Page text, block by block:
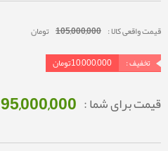
قیمت واقعی کالا : 105,000,000 تومان
تخفیف :
10,000,000تومان
قیمت برای شما : 95,000,000